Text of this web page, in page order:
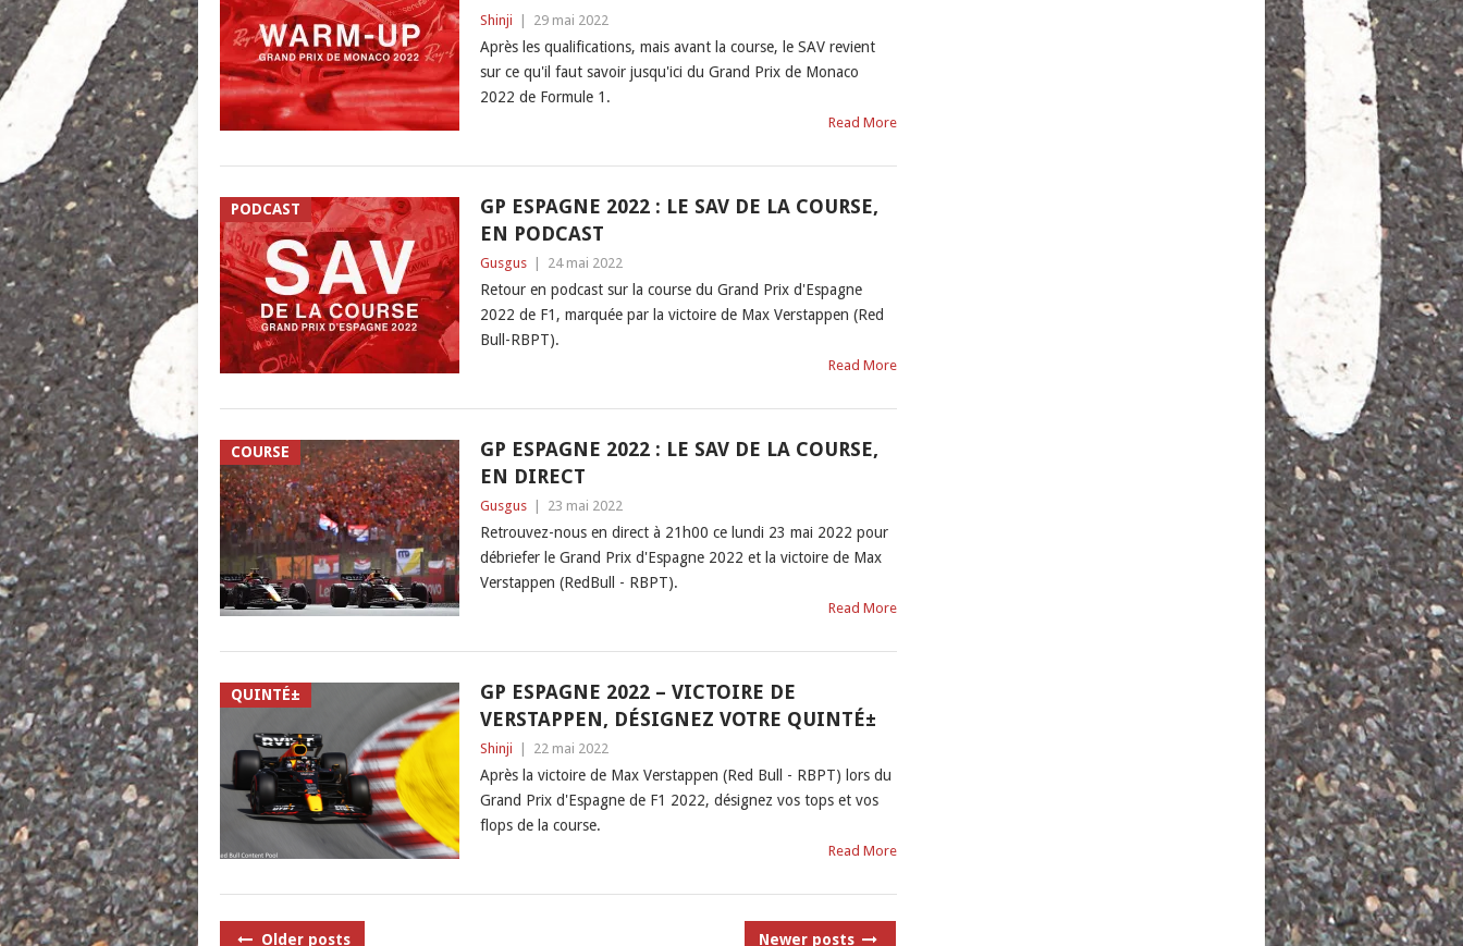
Shinji 29 mai 2022
Après les qualifications, mais avant la course, le SAV revient
sur ce qu'il faut savoir jusqu'ici du Grand Prix de Monaco
2022 de Formule 1.
Read More
PODCAST
GP ESPAGNE 2022 : LE SAV DE LA COURSE,
EN PODCAST
Gusgus 24 mai 2022
Retour en podcast sur la course du Grand Prix d'Espagne
2022 de F1, marquée par la victoire de Max Verstappen (Red
Bull-RBPT).
Read More
COURSE
GP ESPAGNE 2022 : LE SAV DE LA COURSE,
EN DIRECT
Gusgus 23 mai 2022
Retrouvez-nous en direct à 21h00 ce lundi 23 mai 2022 pour
débriefer le Grand Prix d'Espagne 2022 et la victoire de Max
Verstappen (RedBull - RBPT).
Read More
QUINTÉ±
GP ESPAGNE 2022 – VICTOIRE DE
VERSTAPPEN, DÉSIGNEZ VOTRE QUINTÉ±
Shinji 22 mai 2022
Après la victoire de Max Verstappen (Red Bull - RBPT) lors du
Grand Prix d'Espagne de F1 2022, désignez vos tops et vos
flops de la course.
Read More
POSTS
Older posts Newer posts